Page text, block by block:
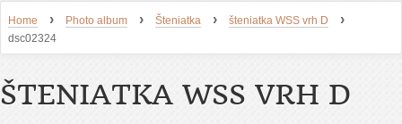
Home › Photo album › Šteniatka › šteniatka WSS vrh D ›
dsc02324
ŠTENIATKA WSS VRH D